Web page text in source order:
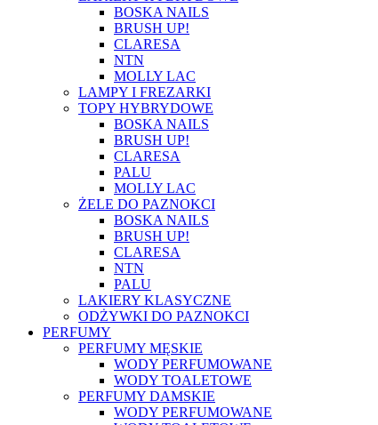
BOSKA NAILS
BRUSH UP!
CLARESA
NTN
MOLLY LAC
LAMPY I FREZARKI
TOPY HYBRYDOWE
BOSKA NAILS
BRUSH UP!
CLARESA
PALU
MOLLY LAC
ŻELE DO PAZNOKCI
BOSKA NAILS
BRUSH UP!
CLARESA
NTN
PALU
LAKIERY KLASYCZNE
ODŻYWKI DO PAZNOKCI
PERFUMY
PERFUMY MĘSKIE
WODY PERFUMOWANE
WODY TOALETOWE
PERFUMY DAMSKIE
WODY PERFUMOWANE